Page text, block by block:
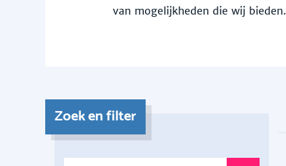
van mogelijkheden die wij bieden.
Zoek en filter